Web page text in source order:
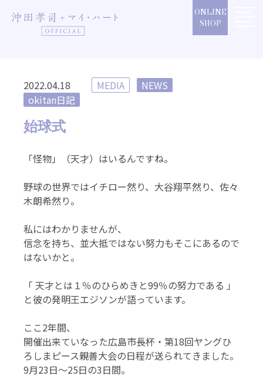
ONLINE
SHOP
2022.04.18 MEDIA
NEWS
okitan日記
始球式
「怪物」（天才）はいるんですね。
野球の世界ではイチロー然り、大谷翔平然り、佐々
木朗希然り。
私にはわかりませんが、
信念を持ち、並大抵ではない努力もそこにあるので
はないかと。
「 天才とは１％のひらめきと99％の努力である 」
と彼の発明王エジソンが語っています。
ここ2年間、
開催出来ていなった広島市長杯・第18回ヤングひ
ろしまピース親善大会の日程が送られてきました。
9月23日～25日の3日間。